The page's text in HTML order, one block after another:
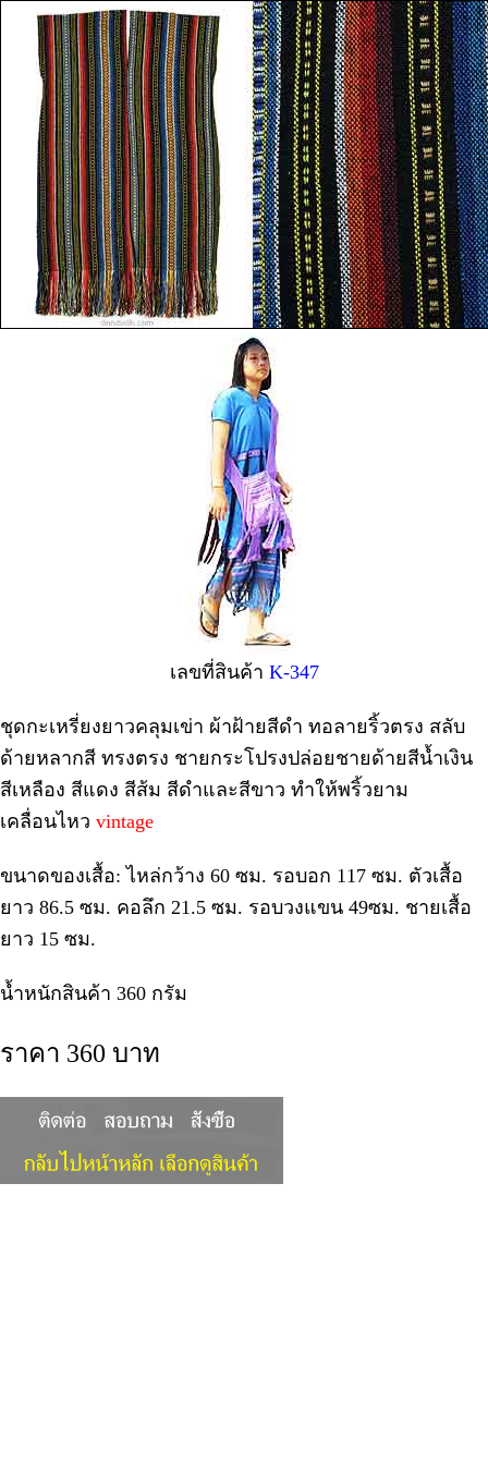
เลขที่สินค้า K-347
ชุดกะเหรี่ยงยาวคลุมเข่า ผ้าฝ้ายสีดำ ทอลายริ้วตรง สลับ
ด้ายหลากสี ทรงตรง ชายกระโปรงปล่อยชายด้ายสีน้ำเงิน
สีเหลือง สีแดง สีส้ม สีดำและสีขาว ทำให้พริ้วยาม
เคลื่อนไหว vintage
ขนาดของเสื้อ: ไหล่กว้าง 60 ซม. รอบอก 117 ซม. ตัวเสื้อ
ยาว 86.5 ซม. คอลึก 21.5 ซม. รอบวงแขน 49ซม. ชายเสื้อ
ยาว 15 ซม.
น้ำหนักสินค้า 360 กรัม
ราคา 360 บาท